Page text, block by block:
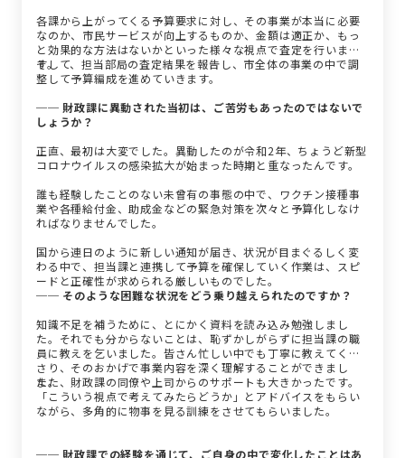
各課から上がってくる予算要求に対し、その事業が本当に必要
なのか、市民サービスが向上するものか、金額は適正か、もっ
と効果的な方法はないかといった様々な視点で査定を行いま
す。
そして、担当部局の査定結果を報告し、市全体の事業の中で調
整して予算編成を進めていきます。
── 財政課に異動された当初は、ご苦労もあったのではないで
しょうか？
正直、最初は大変でした。異動したのが令和2年、ちょうど新型
コロナウイルスの感染拡大が始まった時期と重なったんです。
誰も経験したことのない未曾有の事態の中で、ワクチン接種事
業や各種給付金、助成金などの緊急対策を次々と予算化しなけ
ればなりませんでした。
国から連日のように新しい通知が届き、状況が目まぐるしく変
わる中で、担当課と連携して予算を確保していく作業は、スピ
ードと正確性が求められる厳しいものでした。
── そのような困難な状況をどう乗り越えられたのですか？
知識不足を補うために、とにかく資料を読み込み勉強しまし
た。それでも分からないことは、恥ずかしがらずに担当課の職
員に教えを乞いました。皆さん忙しい中でも丁寧に教えてくだ
さり、そのおかげで事業内容を深く理解することができまし
た。
また、財政課の同僚や上司からのサポートも大きかったです。
「こういう視点で考えてみたらどうか」とアドバイスをもらい
ながら、多角的に物事を見る訓練をさせてもらいました。
── 財政課での経験を通じて、ご自身の中で変化したことはあ